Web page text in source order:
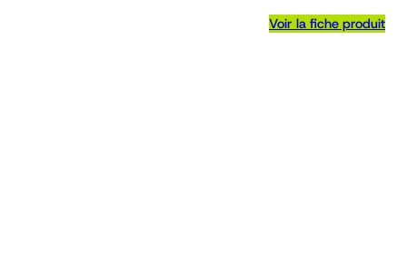
Voir la fiche produit